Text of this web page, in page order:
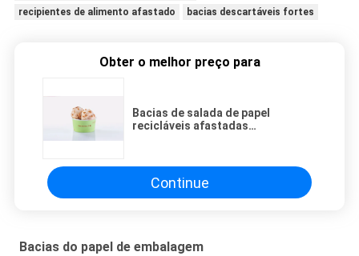
recipientes de alimento afastado
bacias descartáveis fortes
Obter o melhor preço para
Bacias de salada de papel
recicláveis afastadas
Continue
Bacias do papel de embalagem